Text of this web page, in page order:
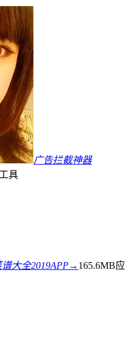
广告拦截神器
具
谱大全2019APP→ 165.6MB应